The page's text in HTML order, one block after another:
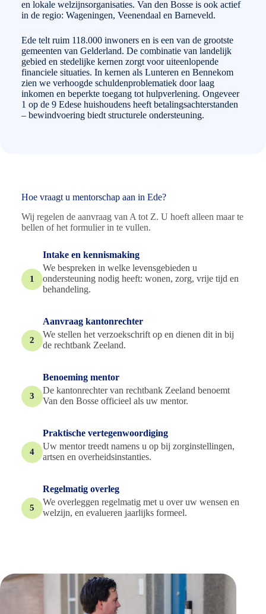
en lokale welzijnsorganisaties. Van den Bosse is ook actief
in de regio: Wageningen, Veenendaal en Barneveld.
Ede telt ruim 118.000 inwoners en is een van de grootste
gemeenten van Gelderland. De combinatie van landelijk
gebied en stedelijke kernen zorgt voor uiteenlopende
financiele situaties. In kernen als Lunteren en Bennekom
zien we verhoogde schuldenproblematiek door laag
inkomen en beperkte toegang tot hulpverlening. Ongeveer
1 op de 9 Edese huishoudens heeft betalingsachterstanden
– bewindvoering biedt structurele ondersteuning.
Hoe vraagt u mentorschap aan in Ede?
Wij regelen de aanvraag van A tot Z. U hoeft alleen maar te
bellen of het formulier in te vullen.
1
Intake en kennismaking
We bespreken in welke levensgebieden u
ondersteuning nodig heeft: wonen, zorg, vrije tijd en
behandeling.
2
Aanvraag kantonrechter
We stellen het verzoekschrift op en dienen dit in bij
de rechtbank Zeeland.
3
Benoeming mentor
De kantonrechter van rechtbank Zeeland benoemt
Van den Bosse officieel als uw mentor.
4
Praktische vertegenwoordiging
Uw mentor treedt namens u op bij zorginstellingen,
artsen en overheidsinstanties.
5
Regelmatig overleg
We overleggen regelmatig met u over uw wensen en
welzijn, en evalueren jaarlijks formeel.